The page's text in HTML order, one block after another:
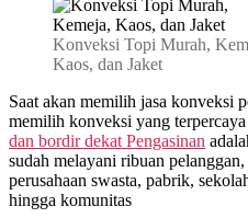
Konveksi Topi Murah,
Kaos, dan Jaket
Saat akan memilih jasa konveksi
memilih konveksi yang
dan bordir dekat Pengasinan
sudah melayani ribuan
perusahaan swasta, pabrik,
hingga komunitas